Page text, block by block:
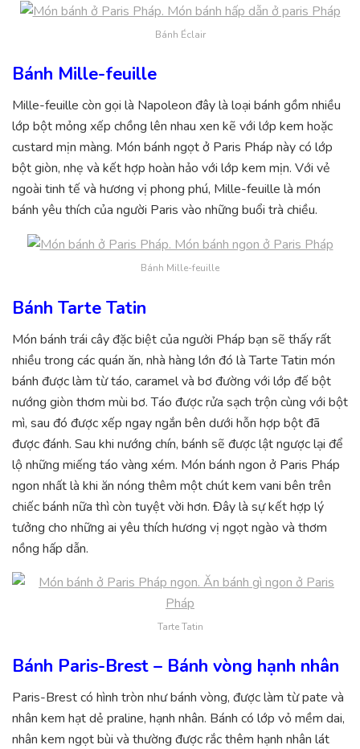
Bánh Éclair
Bánh Mille-feuille
Mille-feuille còn gọi là Napoleon đây là loại bánh gồm nhiều
lớp bột mỏng xếp chồng lên nhau xen kẽ với lớp kem hoặc
custard mịn màng. Món bánh ngọt ở Paris Pháp này có lớp
bột giòn, nhẹ và kết hợp hoàn hảo với lớp kem mịn. Với vẻ
ngoài tinh tế và hương vị phong phú, Mille-feuille là món
bánh yêu thích của người Paris vào những buổi trà chiều.
Bánh Mille-feuille
Bánh Tarte Tatin
Món bánh trái cây đặc biệt của người Pháp bạn sẽ thấy rất
nhiều trong các quán ăn, nhà hàng lớn đó là Tarte Tatin món
bánh được làm từ táo, caramel và bơ đường với lớp đế bột
nướng giòn thơm mùi bơ. Táo được rửa sạch trộn cùng với bột
mì, sau đó được xếp ngay ngắn bên dưới hỗn hợp bột đã
được đánh. Sau khi nướng chín, bánh sẽ được lật ngược lại để
lộ những miếng táo vàng xém. Món bánh ngon ở Paris Pháp
ngon nhất là khi ăn nóng thêm một chút kem vani bên trên
chiếc bánh nữa thì còn tuyệt vời hơn. Đây là sự kết hợp lý
tưởng cho những ai yêu thích hương vị ngọt ngào và thơm
nồng hấp dẫn.
Tarte Tatin
Bánh Paris-Brest – Bánh vòng hạnh nhân
Paris-Brest có hình tròn như bánh vòng, được làm từ pate và
nhân kem hạt dẻ praline, hạnh nhân. Bánh có lớp vỏ mềm dai,
nhân kem ngọt bùi và thường được rắc thêm hạnh nhân lát